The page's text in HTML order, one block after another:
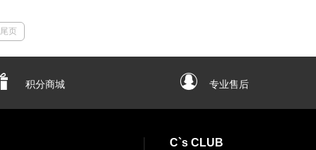
尾页
积分商城 专业售后
C`s CLUB